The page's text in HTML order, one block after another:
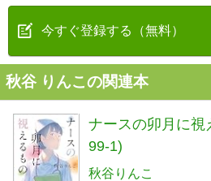
今すぐ登録する（無料）
秋谷 りんこの関連本
ナースの卯月に視
99-1)
秋谷りんこ